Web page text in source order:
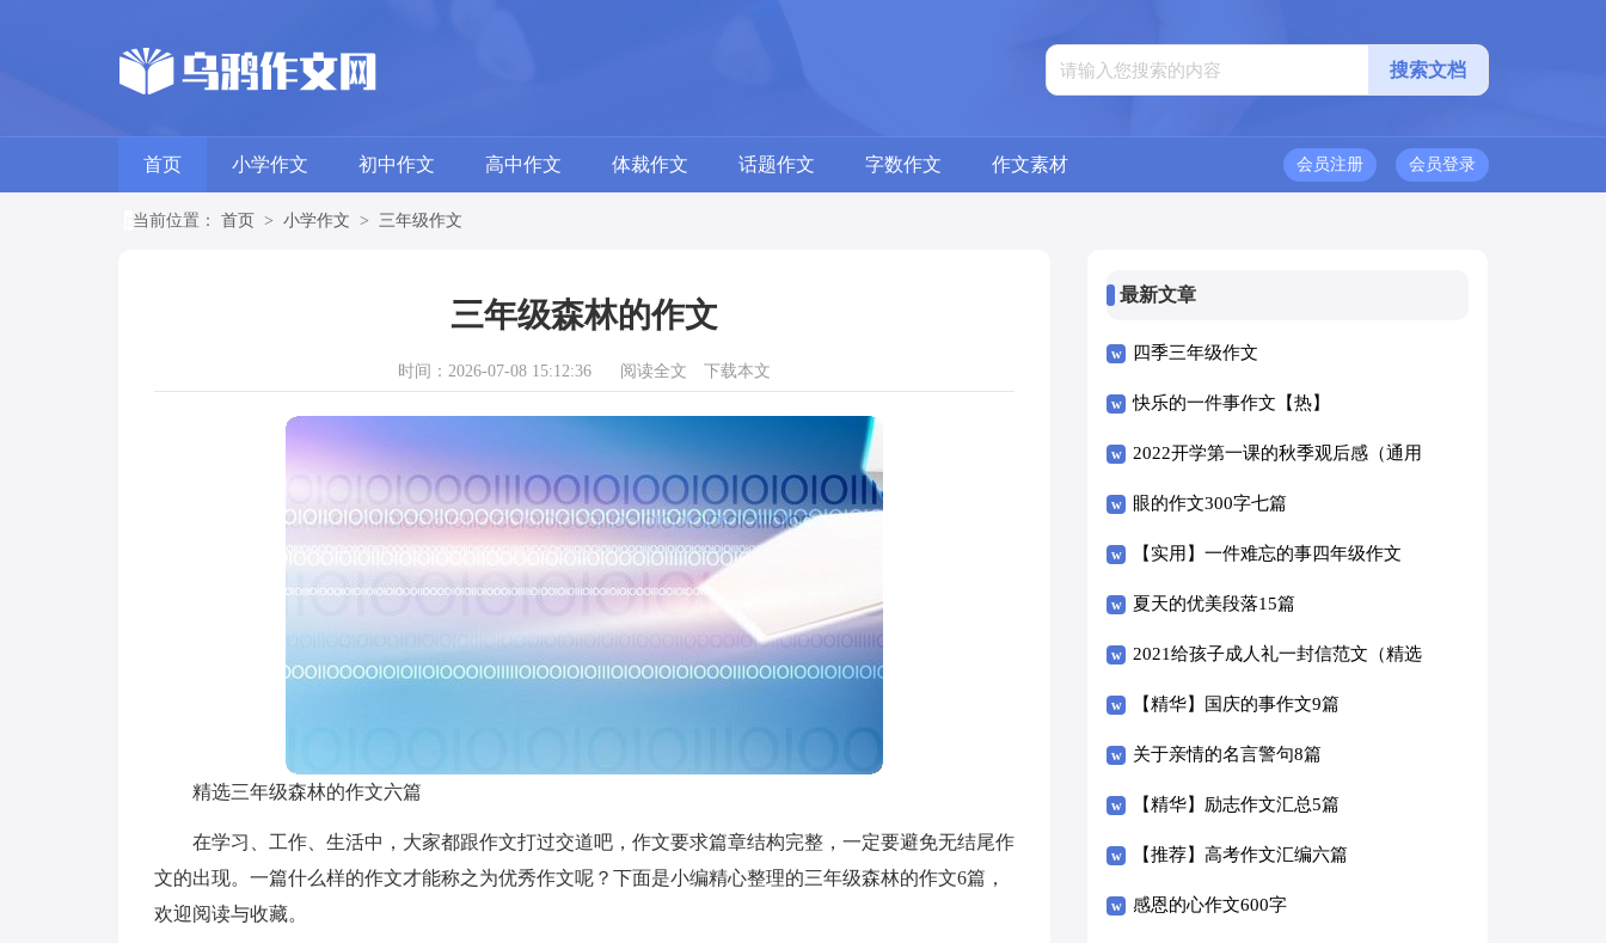
首页 小学作文 初中作文 高中作文 体裁作文 话题作文 字数作文 作文素材 会员登录
会员注册
当前位置： 首页 > 小学作文 > 三年级作文
三年级森林的作文
时间：2026-07-08 15:12:36 阅读全文 下载本文
精选三年级森林的作文六篇
在学习、工作、生活中，大家都跟作文打过交道吧，作文要求篇章结构完整，一定要避免无结尾作
文的出现。一篇什么样的作文才能称之为优秀作文呢？下面是小编精心整理的三年级森林的作文6篇，
欢迎阅读与收藏。
最新文章
四季三年级作文
快乐的一件事作文【热】
2022开学第一课的秋季观后感（通用
14篇）
眼的作文300字七篇
【实用】一件难忘的事四年级作文
300字3篇
夏天的优美段落15篇
2021给孩子成人礼一封信范文（精选
6篇）
【精华】国庆的事作文9篇
关于亲情的名言警句8篇
【精华】励志作文汇总5篇
【推荐】高考作文汇编六篇
感恩的心作文600字